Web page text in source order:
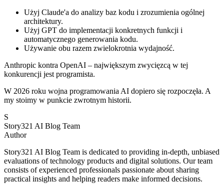
Użyj Claude'a do analizy baz kodu i zrozumienia ogólnej
architektury.
Użyj GPT do implementacji konkretnych funkcji i
automatycznego generowania kodu.
Używanie obu razem zwielokrotnia wydajność.
Anthropic kontra OpenAI – największym zwycięzcą w tej
konkurencji jest programista.
W 2026 roku wojna programowania AI dopiero się rozpoczęła. A
my stoimy w punkcie zwrotnym historii.
S
Story321 AI Blog Team
Author
Story321 AI Blog Team is dedicated to providing in-depth, unbiased
evaluations of technology products and digital solutions. Our team
consists of experienced professionals passionate about sharing
practical insights and helping readers make informed decisions.